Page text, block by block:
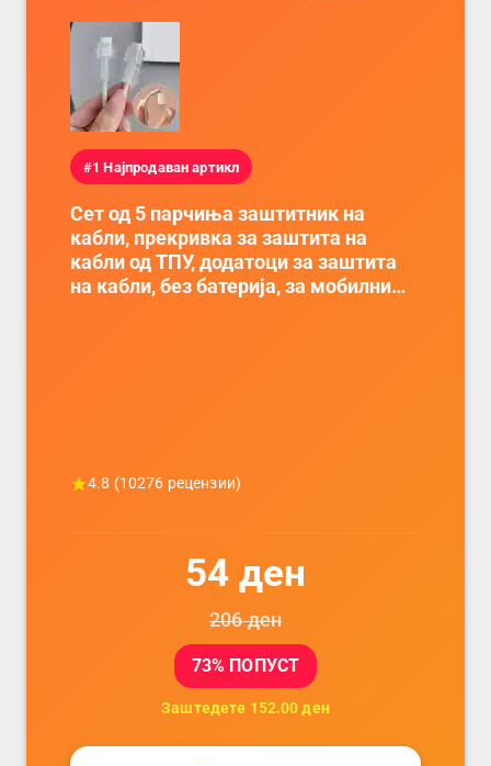
#1 Најпродаван артикл
Сет од 5 парчиња заштитник на
кабли, прекривка за заштита на
кабли од ТПУ, додатоци за заштита
на кабли, без батерија, за мобилни
4.8 (10276 рецензии)
54 ден
206ден
73% ПОПУСТ
Заштедете 152.00 ден